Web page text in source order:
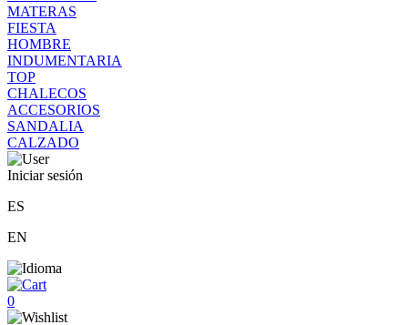
MATERAS
FIESTA
HOMBRE
INDUMENTARIA
TOP
CHALECOS
ACCESORIOS
SANDALIA
CALZADO
Iniciar sesión
ES
EN
0